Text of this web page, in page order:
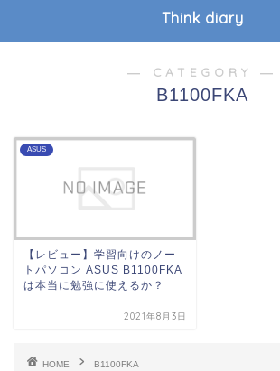
Think diary
― CATEGORY ―
B1100FKA
ASUS
【レビュー】学習向けのノー
トパソコン ASUS B1100FKA
は本当に勉強に使えるか？
2021年8月3日
HOME B1100FKA